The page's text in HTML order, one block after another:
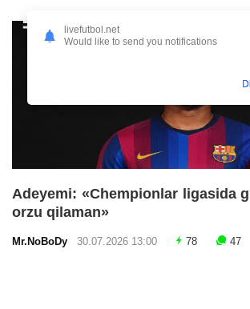
Adeyemi: «Chempionlar ligasida
orzu qilaman»
Mr.NoBoDy 30.07.2026 13:00 78 47
livefutbol.net
Would like to send you notifications